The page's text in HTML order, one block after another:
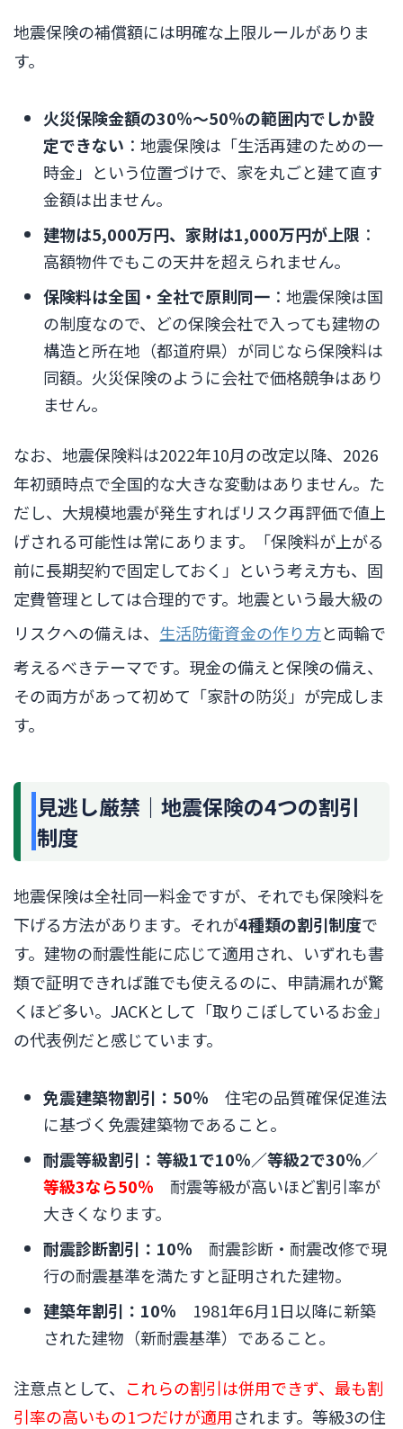
地震保険の補償額には明確な上限ルールがありま
す。
火災保険金額の30％〜50％の範囲内でしか設
定できない ：地震保険は「生活再建のための一
時金」という位置づけで、家を丸ごと建て直す
金額は出ません。
建物は5,000万円、家財は1,000万円が上限 ：
高額物件でもこの天井を超えられません。
保険料は全国・全社で原則同一 ：地震保険は国
の制度なので、どの保険会社で入っても建物の
構造と所在地（都道府県）が同じなら保険料は
同額。火災保険のように会社で価格競争はあり
ません。
なお、地震保険料は2022年10月の改定以降、2026
年初頭時点で全国的な大きな変動はありません。た
だし、大規模地震が発生すればリスク再評価で値上
げされる可能性は常にあります。「保険料が上がる
前に長期契約で固定しておく」という考え方も、固
定費管理としては合理的です。地震という最大級の
リスクへの備えは、 生活防衛資金の作り方と両輪で
考えるべきテーマです。現金の備えと保険の備え、
その両方があって初めて「家計の防災」が完成しま
す。
見逃し厳禁｜地震保険の4つの割引
制度
地震保険は全社同一料金ですが、それでも保険料を
下げる方法があります。それが4種類の割引制度で
す。建物の耐震性能に応じて適用され、いずれも書
類で証明できれば誰でも使えるのに、申請漏れが驚
くほど多い。JACKとして「取りこぼしているお金」
の代表例だと感じています。
免震建築物割引：50％ 住宅の品質確保促進法
に基づく免震建築物であること。
耐震等級割引：等級1で10％／等級2で30％／
等級3なら50％ 耐震等級が高いほど割引率が
大きくなります。
耐震診断割引：10％ 耐震診断・耐震改修で現
行の耐震基準を満たすと証明された建物。
建築年割引：10％ 1981年6月1日以降に新築
された建物（新耐震基準）であること。
注意点として、
これらの割引は併用できず、最も割
引率の高いもの1つだけが適用されます。等級3の住